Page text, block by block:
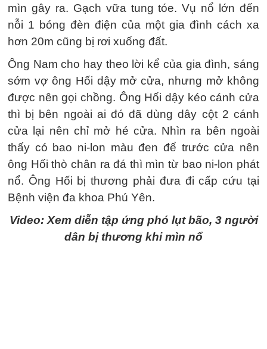
mìn gây ra. Gạch vữa tung tóe. Vụ nổ lớn đến
nỗi 1 bóng đèn điện của một gia đình cách xa
hơn 20m cũng bị rơi xuống đất.
Ông Nam cho hay theo lời kể của gia đình, sáng
sớm vợ ông Hối dậy mở cửa, nhưng mở không
được nên gọi chồng. Ông Hối dậy kéo cánh cửa
thì bị bên ngoài ai đó đã dùng dây cột 2 cánh
cửa lại nên chỉ mở hé cửa. Nhìn ra bên ngoài
thấy có bao ni-lon màu đen để trước cửa nên
ông Hối thò chân ra đá thì mìn từ bao ni-lon phát
nổ. Ông Hối bị thương phải đưa đi cấp cứu tại
Bệnh viện đa khoa Phú Yên.
Video: Xem diễn tập ứng phó lụt bão, 3 người
dân bị thương khi mìn nổ